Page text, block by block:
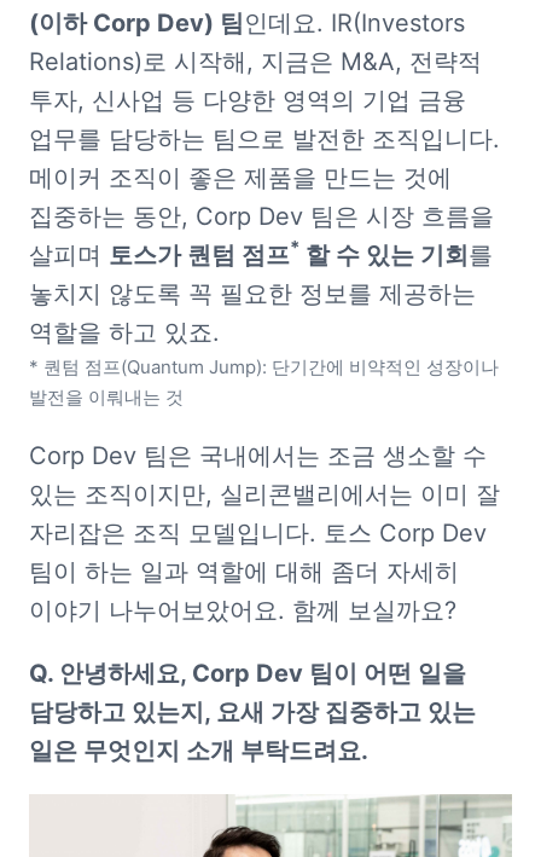
(이하 Corp Dev) 팀 인데요. IR(Investors
Relations)로 시작해, 지금은 M&A, 전략적
투자, 신사업 등 다양한 영역의 기업 금융
업무를 담당하는 팀으로 발전한 조직입니다.
메이커 조직이 좋은 제품을 만드는 것에
집중하는 동안, Corp Dev 팀은 시장 흐름을
살피며 토스가 퀀텀 점프* 할 수 있는 기회를
놓치지 않도록 꼭 필요한 정보를 제공하는
* 퀀텀 점프(Quantum Jump): 단기간에 비약적인 성장이나
발전을 이뤄내는 것
Corp Dev 팀은 국내에서는 조금 생소할 수
있는 조직이지만, 실리콘밸리에서는 이미 잘
자리잡은 조직 모델입니다. 토스 Corp Dev
팀이 하는 일과 역할에 대해 좀더 자세히
이야기 나누어보았어요. 함께 보실까요?
Q. 안녕하세요, Corp Dev 팀이 어떤 일을
담당하고 있는지, 요새 가장 집중하고 있는
일은 무엇인지 소개 부탁드려요.